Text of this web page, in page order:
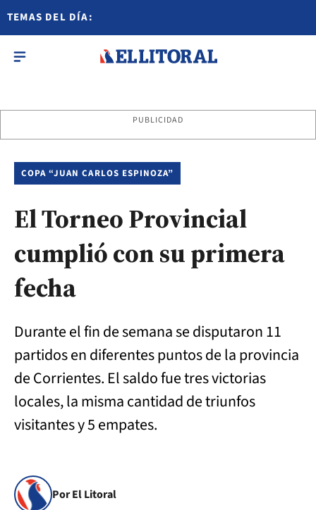
TEMAS DEL DÍA:
PUBLICIDAD
COPA “JUAN CARLOS ESPINOZA”
El Torneo Provincial
cumplió con su primera
fecha
Durante el fin de semana se disputaron 11
partidos en diferentes puntos de la provincia
de Corrientes. El saldo fue tres victorias
locales, la misma cantidad de triunfos
visitantes y 5 empates.
Por El Litoral